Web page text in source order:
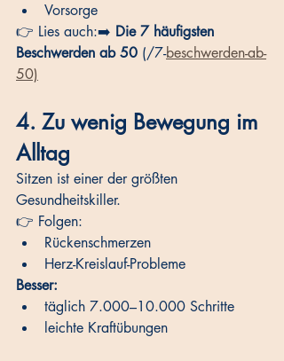
Vorsorge
👉 Lies auch:➡️ Die 7 häufigsten
Beschwerden ab 50 (/7-beschwerden-ab-
50)
4. Zu wenig Bewegung im
Alltag
Sitzen ist einer der größten
Gesundheitskiller.
👉 Folgen:
Rückenschmerzen
Herz-Kreislauf-Probleme
Besser:
täglich 7.000–10.000 Schritte
leichte Kraftübungen